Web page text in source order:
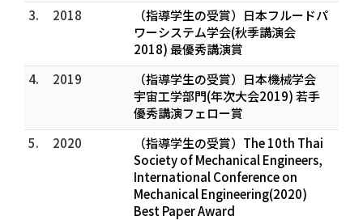
3.
2018
（指導学生の受賞）日本フルードパ
ワーシステム学会(秋季講演会
2018) 最優秀講演賞
4.
2019
（指導学生の受賞）日本機械学会
宇宙工学部門(年次大会2019) 若手
優秀講演フェロー賞
5.
2020
（指導学生の受賞）The 10th Thai
Society of Mechanical Engineers,
International Conference on
Mechanical Engineering(2020)
Best Paper Award